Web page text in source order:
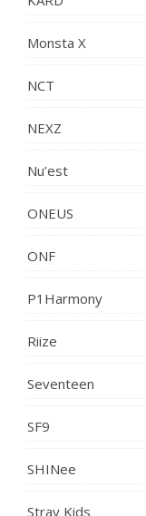
Monsta X
NCT
NEXZ
Nu’est
ONEUS
ONF
P1Harmony
Riize
Seventeen
SF9
SHINee
Stray Kids